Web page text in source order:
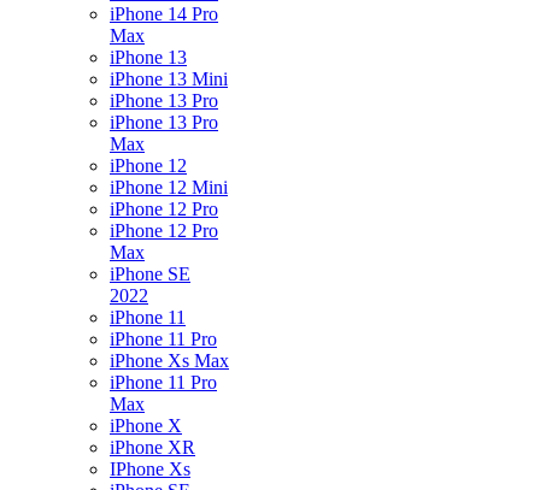
iPhone 14 Pro
Max
iPhone 13
iPhone 13 Mini
iPhone 13 Pro
iPhone 13 Pro
Max
iPhone 12
iPhone 12 Mini
iPhone 12 Pro
iPhone 12 Pro
Max
iPhone SE
2022
iPhone 11
iPhone 11 Pro
iPhone Xs Max
iPhone 11 Pro
Max
iPhone X
iPhone XR
IPhone Xs